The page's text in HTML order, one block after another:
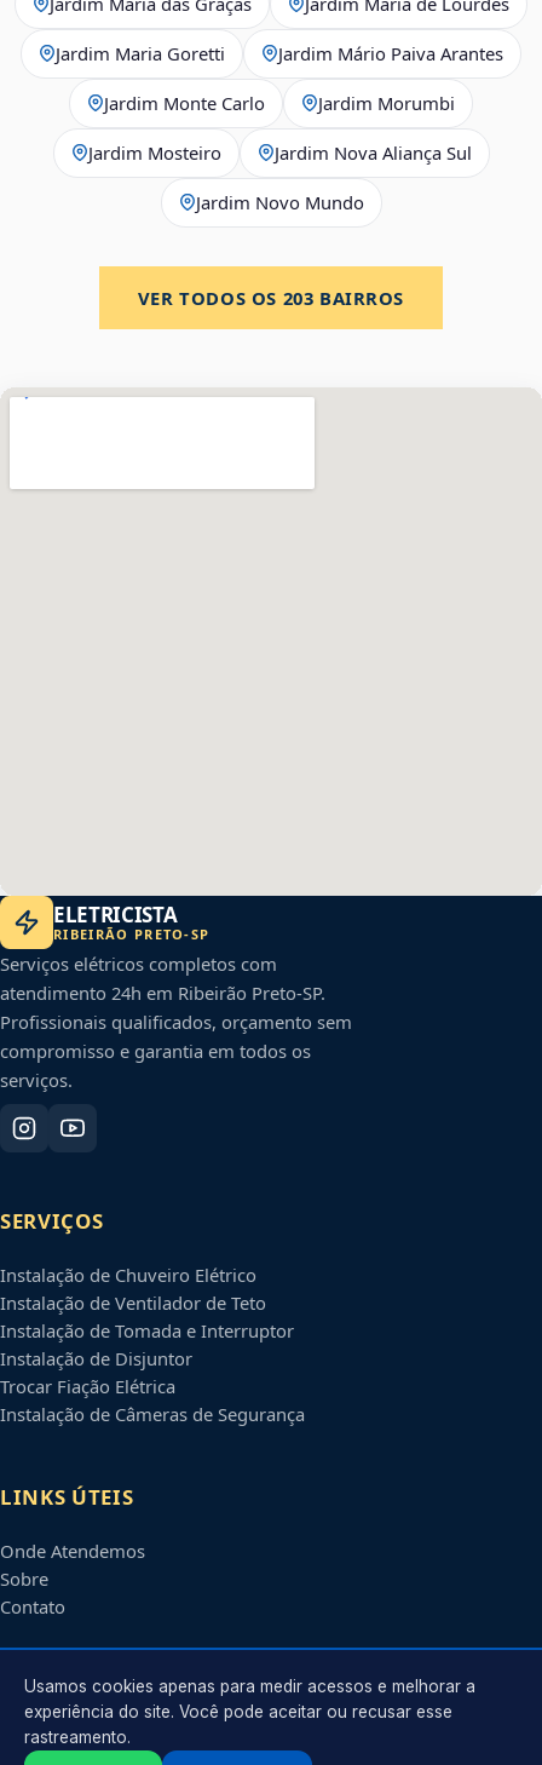
Jardim Maria Goretti Jardim Mário Paiva Arantes
Jardim Monte Carlo Jardim Morumbi
Jardim Mosteiro Jardim Nova Aliança Sul
Jardim Novo Mundo
VER TODOS OS 203 BAIRROS
ELETRICISTA
RIBEIRÃO PRETO-SP
Serviços elétricos completos com
atendimento 24h em Ribeirão Preto-SP.
Profissionais qualificados, orçamento sem
compromisso e garantia em todos os
serviços.
SERVIÇOS
Instalação de Chuveiro Elétrico
Instalação de Ventilador de Teto
Instalação de Tomada e Interruptor
Instalação de Disjuntor
Trocar Fiação Elétrica
Instalação de Câmeras de Segurança
LINKS ÚTEIS
Onde Atendemos
Sobre
Contato
CONTATO
Atendimento em
Usamos cookies apenas para medir acessos e melhorar a
experiência do site. Você pode aceitar ou recusar esse
rastreamento.